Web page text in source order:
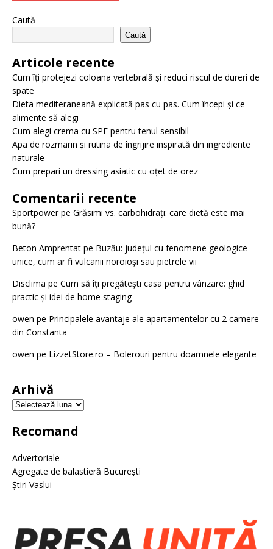
Caută
Caută
Articole recente
Cum îți protejezi coloana vertebrală și reduci riscul de dureri de
spate
Dieta mediteraneană explicată pas cu pas. Cum începi și ce
alimente să alegi
Cum alegi crema cu SPF pentru tenul sensibil
Apa de rozmarin și rutina de îngrijire inspirată din ingrediente
naturale
Cum prepari un dressing asiatic cu oțet de orez
Comentarii recente
Sportpowerpe Grăsimi vs. carbohidrați: care dietă este mai
bună?
Beton Amprentat pe Buzău: județul cu fenomene geologice
unice, cum ar fi vulcanii noroioși sau pietrele vii
Disclima pe Cum să îți pregătești casa pentru vânzare: ghid
practic și idei de home staging
owen pe Principalele avantaje ale apartamentelor cu 2 camere
din Constanta
owen pe LizzetStore.ro – Bolerouri pentru doamnele elegante
Arhivă
Recomand
Advertoriale
Agregate de balastieră București
Știri Vaslui